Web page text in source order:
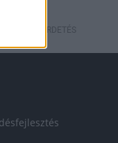
HÍRDETÉS